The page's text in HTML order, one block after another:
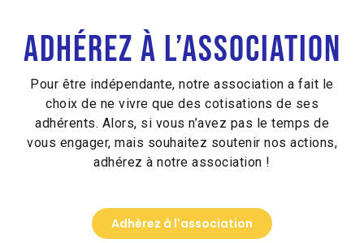
Adhérez à l’association
Pour être indépendante, notre association a fait le
choix de ne vivre que des cotisations de ses
adhérents. Alors, si vous n’avez pas le temps de
vous engager, mais souhaitez soutenir nos actions,
adhérez à notre association !
Adhèrez à l'association